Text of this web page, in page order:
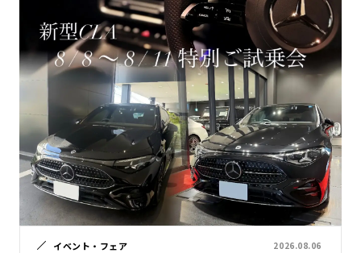
イベント・フェア 2026.08.06